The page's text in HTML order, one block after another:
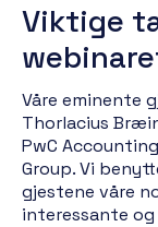
Viktige
Våre eminente
Thorlacius
PwC
Group. Vi
gjestene våre
interessante